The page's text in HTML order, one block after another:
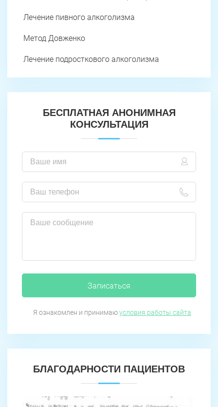
Лечение пивного алкоголизма
Метод Довженко
Лечение подросткового алкоголизма
БЕСПЛАТНАЯ АНОНИМНАЯ
КОНСУЛЬТАЦИЯ
Записаться
Я ознакомлен и принимаюусловия работы сайта
БЛАГОДАРНОСТИ ПАЦИЕНТОВ